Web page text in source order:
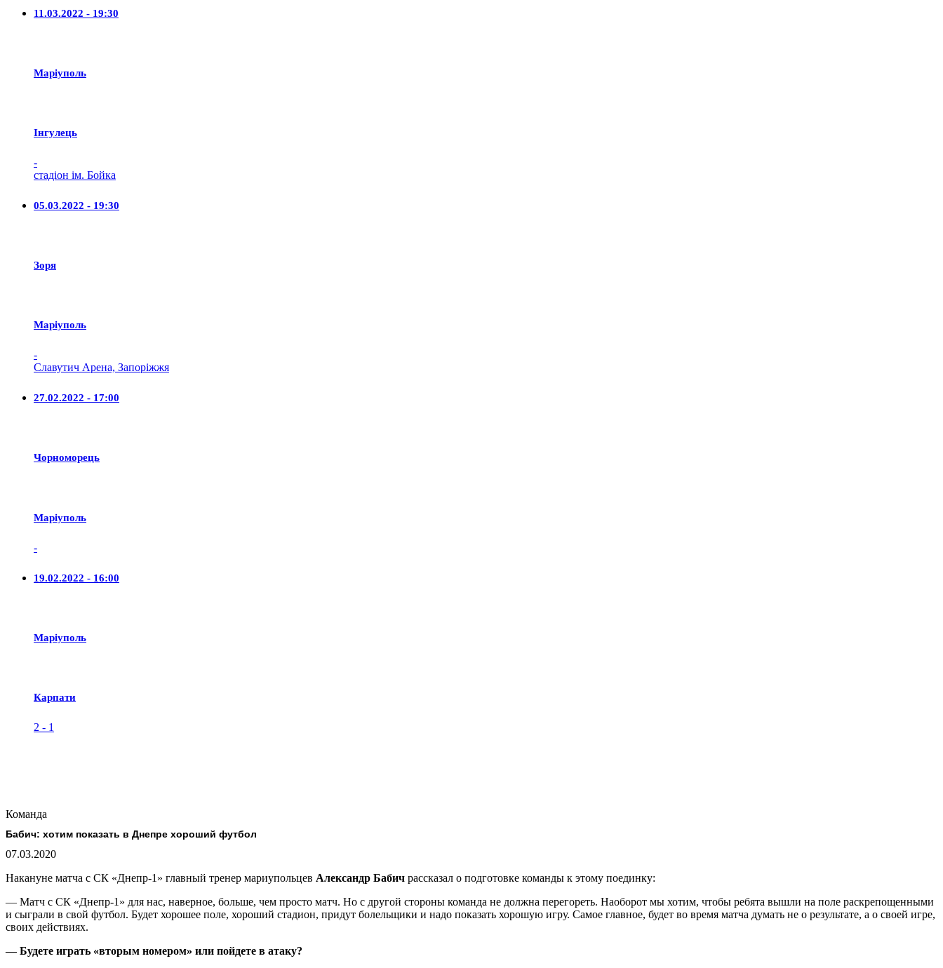
11.03.2022 - 19:30
Маріуполь
Iнгулець
-
стадіон ім. Бойка
05.03.2022 - 19:30
Зоря
Маріуполь
-
Славутич Арена, Запоріжжя
27.02.2022 - 17:00
Чорноморець
Маріуполь
-
19.02.2022 - 16:00
Маріуполь
Карпати
2 - 1
Команда
Бабич: хотим показать в Днепре хороший футбол
07.03.2020
Накануне матча с СК «Днепр-1» главный тренер мариупольцев Александр Бабич рассказал о подготовке команды к этому поединку:
— Матч с СК «Днепр-1» для нас, наверное, больше, чем просто матч. Но с другой стороны команда не должна перегореть. Наоборот мы хотим, чтобы ребята вышли на поле раскрепощенными
и сыграли в свой футбол. Будет хорошее поле, хороший стадион, придут болельщики и надо показать хорошую игру. Самое главное, будет во время матча думать не о результате, а о своей игре,
своих действиях.
— Будете играть «вторым номером» или пойдете в атаку?